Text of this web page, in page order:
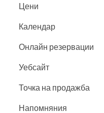
Цени
Календар
Онлайн резервации
Уебсайт
Точка на продажба
Напомняния